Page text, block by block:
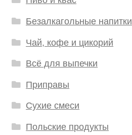
Безалкагольные напитки
Чай, кофе и цикорий
Всё для выпечки
Приправы
Сухие смеси
Польские продукты